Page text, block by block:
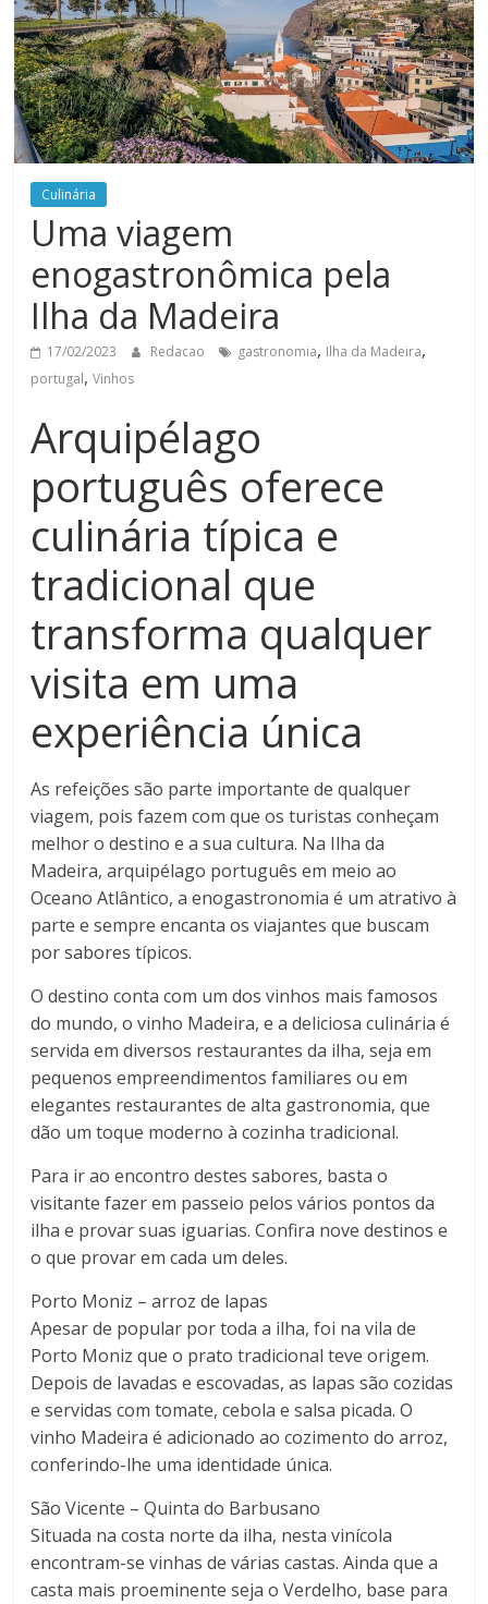
Culinária
Uma viagem
enogastronômica pela
Ilha da Madeira
17/02/2023 Redacao gastronomia, Ilha da Madeira,
portugal,Vinhos
Arquipélago
português oferece
culinária típica e
tradicional que
transforma qualquer
visita em uma
experiência única
As refeições são parte importante de qualquer
viagem, pois fazem com que os turistas conheçam
melhor o destino e a sua cultura. Na Ilha da
Madeira, arquipélago português em meio ao
Oceano Atlântico, a enogastronomia é um atrativo à
parte e sempre encanta os viajantes que buscam
por sabores típicos.
O destino conta com um dos vinhos mais famosos
do mundo, o vinho Madeira, e a deliciosa culinária é
servida em diversos restaurantes da ilha, seja em
pequenos empreendimentos familiares ou em
elegantes restaurantes de alta gastronomia, que
dão um toque moderno à cozinha tradicional.
Para ir ao encontro destes sabores, basta o
visitante fazer em passeio pelos vários pontos da
ilha e provar suas iguarias. Confira nove destinos e
o que provar em cada um deles.
Porto Moniz – arroz de lapas
Apesar de popular por toda a ilha, foi na vila de
Porto Moniz que o prato tradicional teve origem.
Depois de lavadas e escovadas, as lapas são cozidas
e servidas com tomate, cebola e salsa picada. O
vinho Madeira é adicionado ao cozimento do arroz,
conferindo-lhe uma identidade única.
São Vicente – Quinta do Barbusano
Situada na costa norte da ilha, nesta vinícola
encontram-se vinhas de várias castas. Ainda que a
casta mais proeminente seja o Verdelho, base para